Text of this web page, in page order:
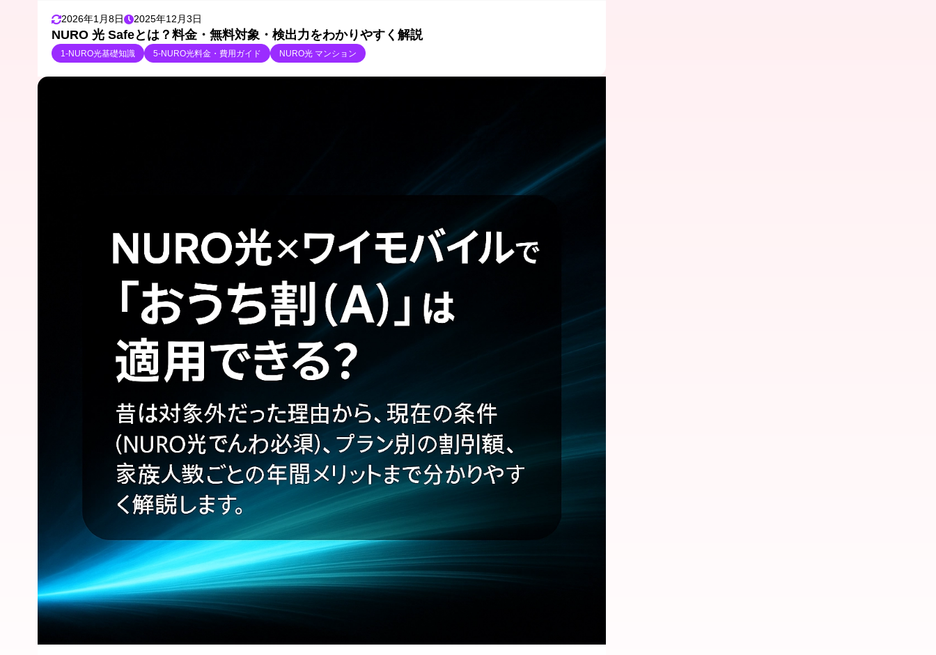
2026年1月8日 2025年12月3日
NURO 光 Safeとは？料金・無料対象・検出力をわかりやすく解説
1-NURO光基礎知識 5-NURO光料金・費用ガイド NURO光 マンション